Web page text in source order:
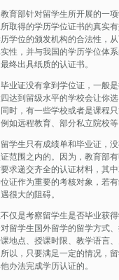
育部针对留学生所开展的一
取得的学历学位证书的真实
学位的颁发机构的合法性，
性，并与我国的学历学位体
终出具纸质的认证书。
业证没有拿到学位证，一般
达到留级水平的学校会让你
时，有一些学校或者是课程只
如远程教育、部分私立院校等
学生只有成绩单和毕业证，
范围之内的。因为，教育部
求递交齐全的认证材料，其
证作为重要的考核对象，若
很大的阻碍。
仅是考察留学生是否毕业获
留学生国外留学的留学方式
地点、授课时限、教学语言
以，只要满足一定的情况，
办法完成学历认证的。